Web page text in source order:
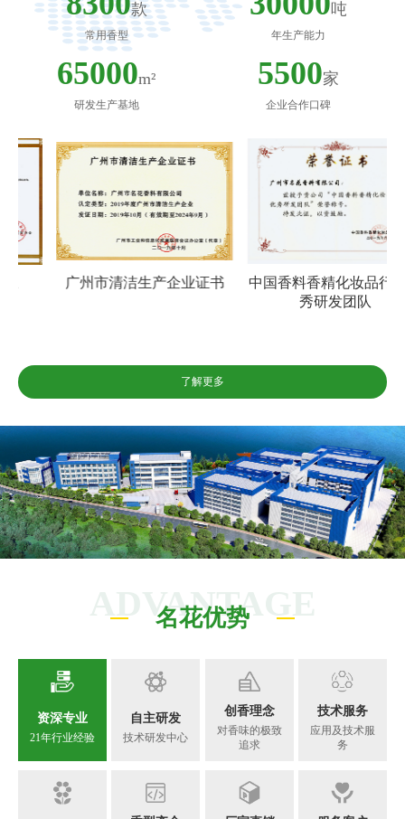
款
常用香型
吨
年生产能力
65000m²
研发生产基地
5500家
企业合作口碑
广州市清洁生产企业证书
中国香料香精化妆品行业优
秀研发团队
了解更多
ADVANTAGE
名花优势
资深专业
21年行业经验
自主研发
技术研发中心
创香理念
对香味的极致
追求
技术服务
应用及技术服
务